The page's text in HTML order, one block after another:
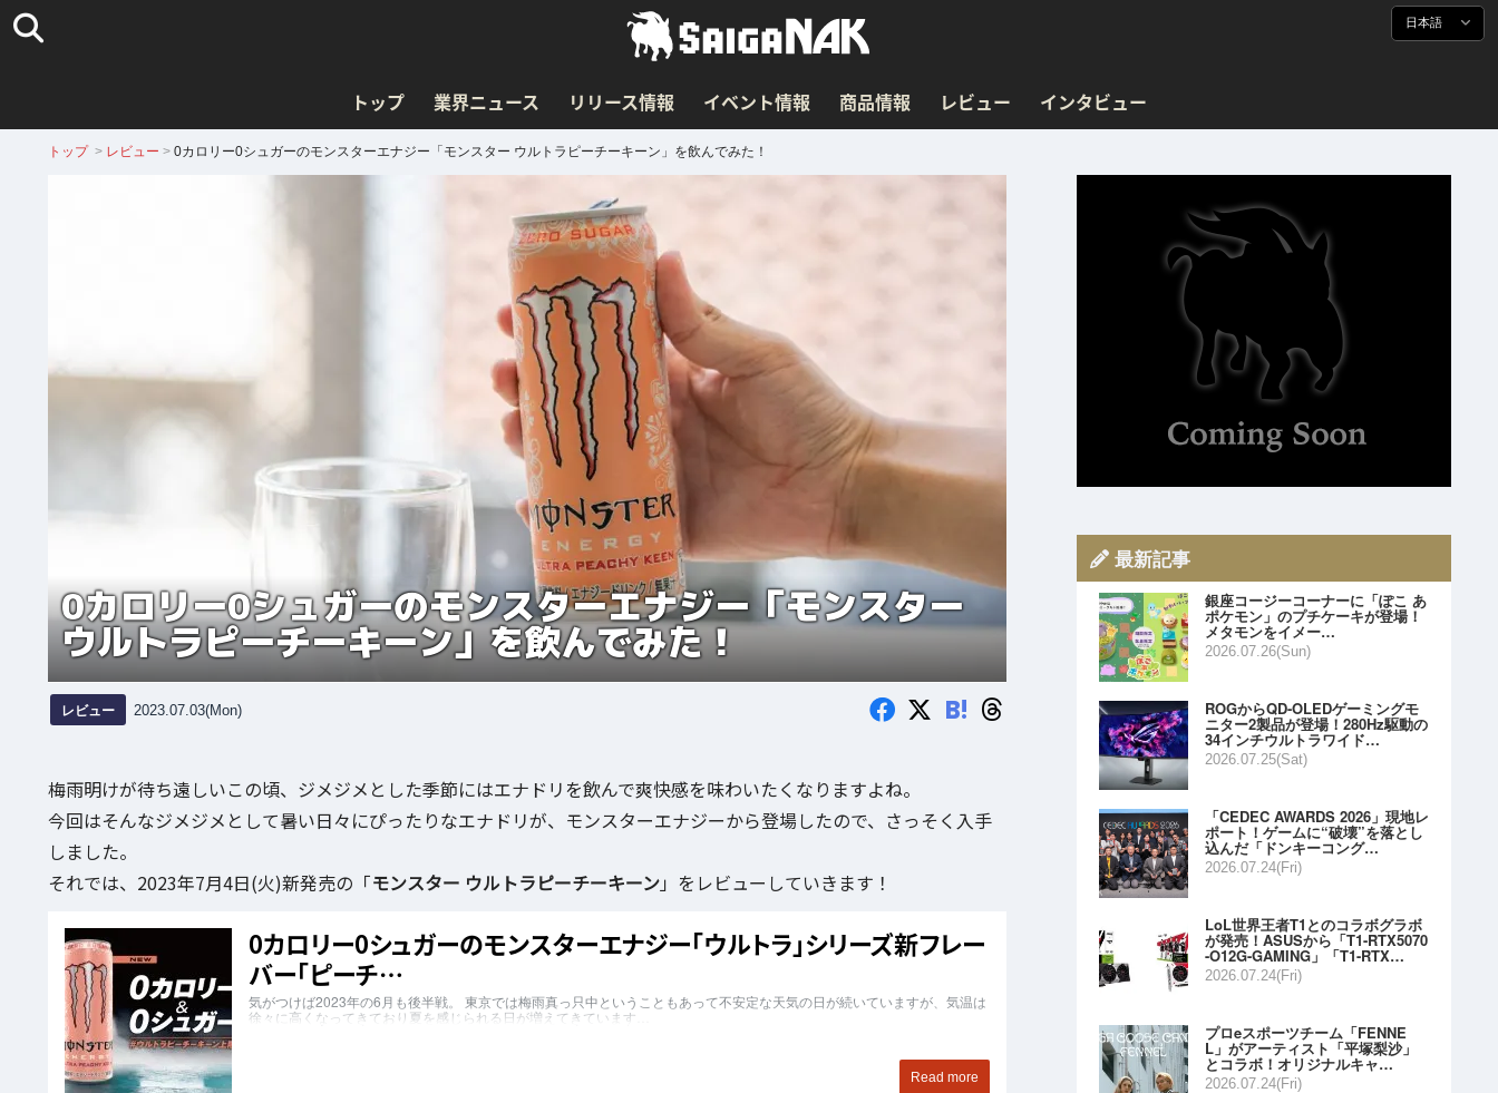
日本語
トップ 業界ニュース リリース情報 イベント情報 商品情報 レビュー インタビュー
トップ > レビュー > 0カロリー0シュガーのモンスターエナジー「モンスター ウルトラピーチーキーン」を飲んでみた！
0カロリー0シュガーのモンスターエナジー「モンスター
ウルトラピーチーキーン」を飲んでみた！
レビュー 2023.07.03(Mon) B!
梅雨明けが待ち遠しいこの頃、ジメジメとした季節にはエナドリを飲んで爽快感を味わいたくなりますよね。
今回はそんなジメジメとして暑い日々にぴったりなエナドリが、モンスターエナジーから登場したので、さっそく入手
しました。
それでは、2023年7月4日(火)新発売の「モンスター ウルトラピーチーキーン」をレビューしていきます！
最新記事
銀座コージーコーナーに「ぽこ あ
ポケモン」のプチケーキが登場！
メタモンをイメー…
2026.07.26(Sun)
ROGからQD-OLEDゲーミングモ
ニター2製品が登場！280Hz駆動の
34インチウルトラワイド…
2026.07.25(Sat)
「CEDEC AWARDS 2026」現地レ
ポート！ゲームに“破壊”を落とし
込んだ「ドンキーコング…
2026.07.24(Fri)
LoL世界王者T1とのコラボグラボ
が発売！ASUSから「T1-RTX5070
-O12G-GAMING」「T1-RTX…
2026.07.24(Fri)
プロeスポーツチーム「FENNE
L」がアーティスト「平塚梨沙」
とコラボ！オリジナルキャ…
2026.07.24(Fri)